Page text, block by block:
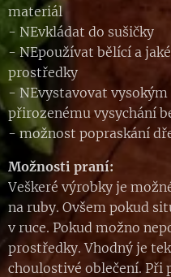
materiál
- NEvkládat do sušičky
- NEpoužívat bělící a
prostředky
- NEvystavovat
přirozenému vysychání
- možnost popraskání
Možnosti praní:
Veškeré výrobky je
na ruby. Ovšem pokud
v ruce. Pokud možno
prostředky. Vhodný je
choulostivé oblečení.